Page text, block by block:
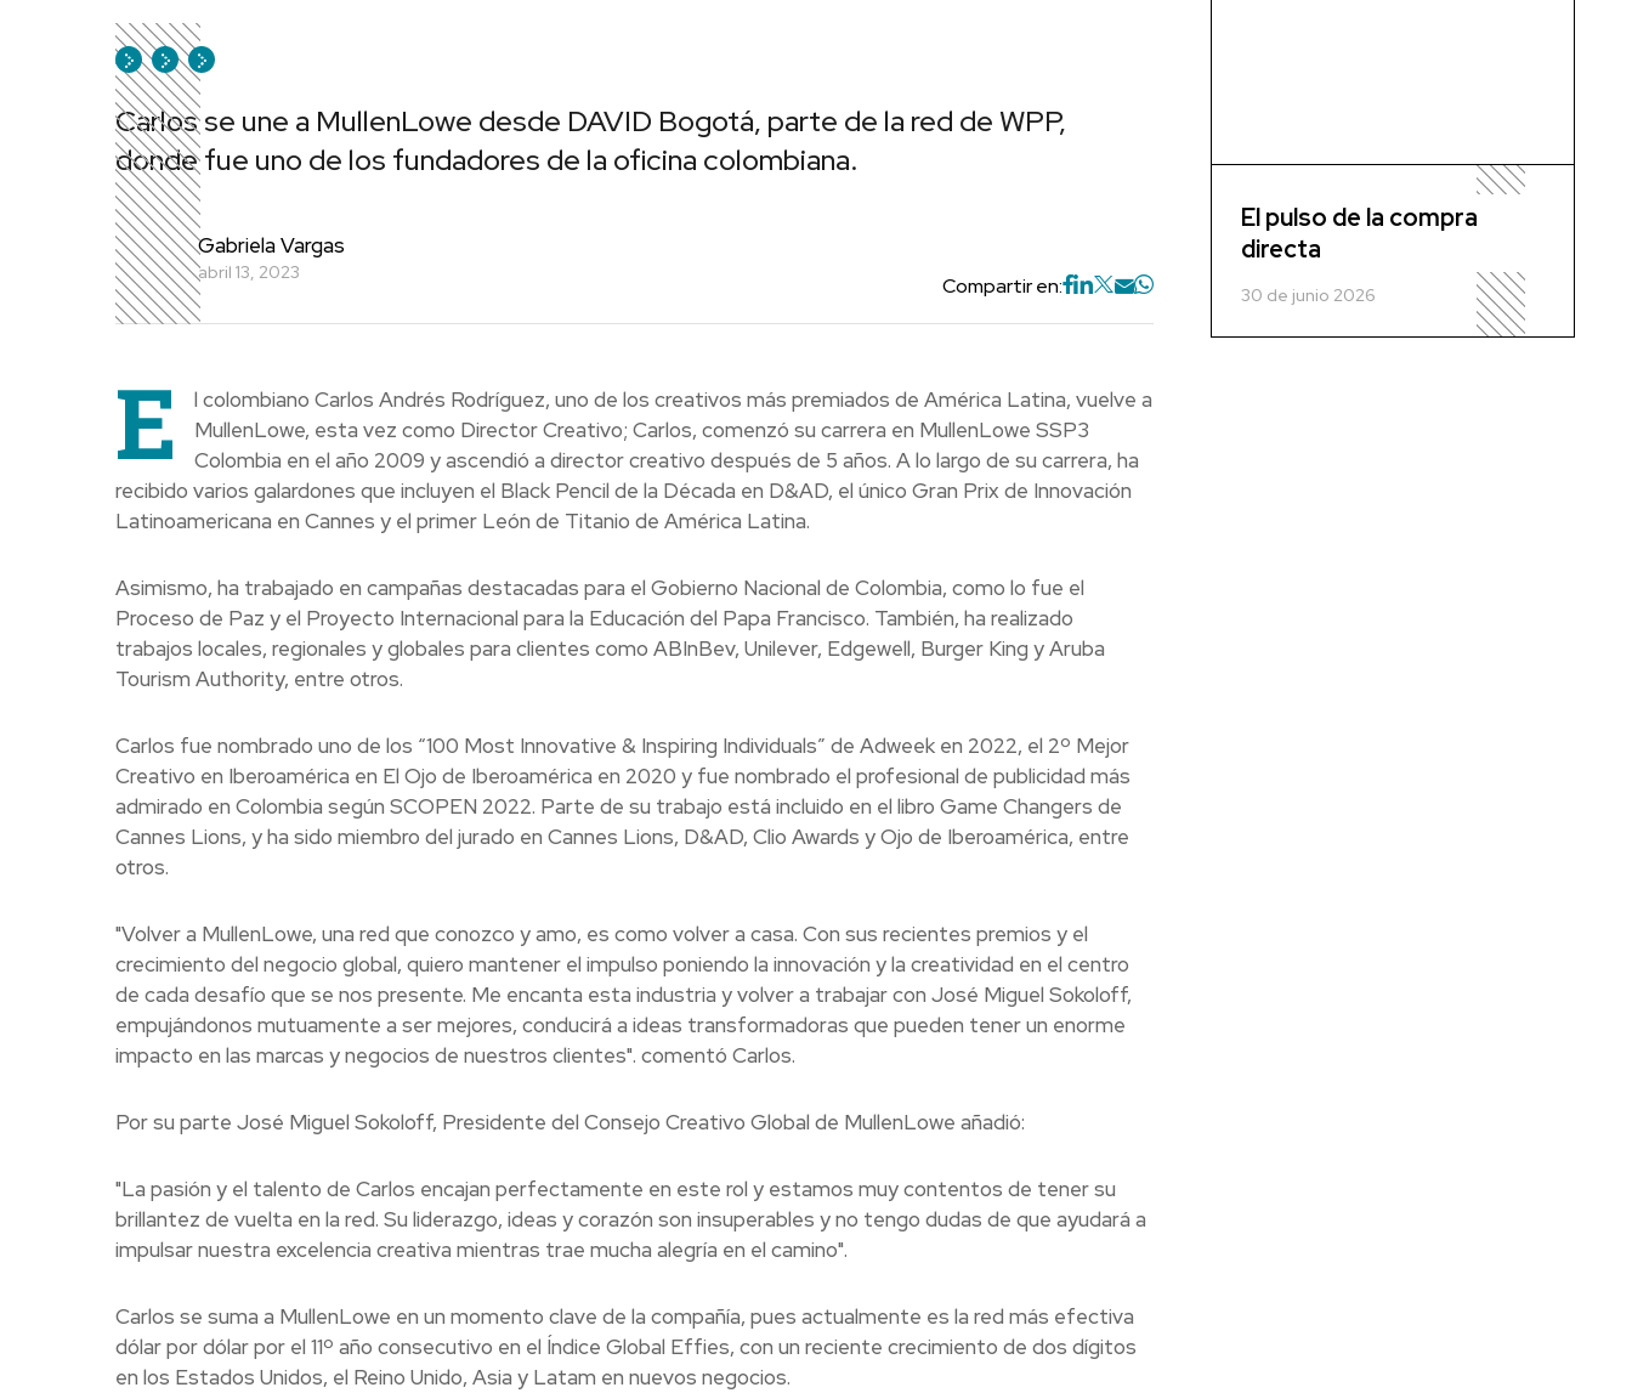
Carlos se une a MullenLowe desde DAVID Bogotá, parte de la red de WPP,
donde fue uno de los fundadores de la oficina colombiana.
Gabriela Vargas
abril 13, 2023
Compartir en:
E
l colombiano Carlos Andrés Rodríguez, uno de los creativos más premiados de América Latina, vuelve a
MullenLowe, esta vez como Director Creativo; Carlos, comenzó su carrera en MullenLowe SSP3
Colombia en el año 2009 y ascendió a director creativo después de 5 años. A lo largo de su carrera, ha
recibido varios galardones que incluyen el Black Pencil de la Década en D&AD, el único Gran Prix de Innovación
Latinoamericana en Cannes y el primer León de Titanio de América Latina.
Asimismo, ha trabajado en campañas destacadas para el Gobierno Nacional de Colombia, como lo fue el
Proceso de Paz y el Proyecto Internacional para la Educación del Papa Francisco. También, ha realizado
trabajos locales, regionales y globales para clientes como ABInBev, Unilever, Edgewell, Burger King y Aruba
Tourism Authority, entre otros.
Carlos fue nombrado uno de los “100 Most Innovative & Inspiring Individuals” de Adweek en 2022, el 2º Mejor
Creativo en Iberoamérica en El Ojo de Iberoamérica en 2020 y fue nombrado el profesional de publicidad más
admirado en Colombia según SCOPEN 2022. Parte de su trabajo está incluido en el libro Game Changers de
Cannes Lions, y ha sido miembro del jurado en Cannes Lions, D&AD, Clio Awards y Ojo de Iberoamérica, entre
otros.
"Volver a MullenLowe, una red que conozco y amo, es como volver a casa. Con sus recientes premios y el
crecimiento del negocio global, quiero mantener el impulso poniendo la innovación y la creatividad en el centro
de cada desafío que se nos presente. Me encanta esta industria y volver a trabajar con José Miguel Sokoloff,
empujándonos mutuamente a ser mejores, conducirá a ideas transformadoras que pueden tener un enorme
impacto en las marcas y negocios de nuestros clientes". comentó Carlos.
Por su parte José Miguel Sokoloff, Presidente del Consejo Creativo Global de MullenLowe añadió:
"La pasión y el talento de Carlos encajan perfectamente en este rol y estamos muy contentos de tener su
brillantez de vuelta en la red. Su liderazgo, ideas y corazón son insuperables y no tengo dudas de que ayudará a
impulsar nuestra excelencia creativa mientras trae mucha alegría en el camino".
Carlos se suma a MullenLowe en un momento clave de la compañía, pues actualmente es la red más efectiva
dólar por dólar por el 11º año consecutivo en el Índice Global Effies, con un reciente crecimiento de dos dígitos
en los Estados Unidos, el Reino Unido, Asia y Latam en nuevos negocios.
El pulso de la compra
directa
30 de junio 2026